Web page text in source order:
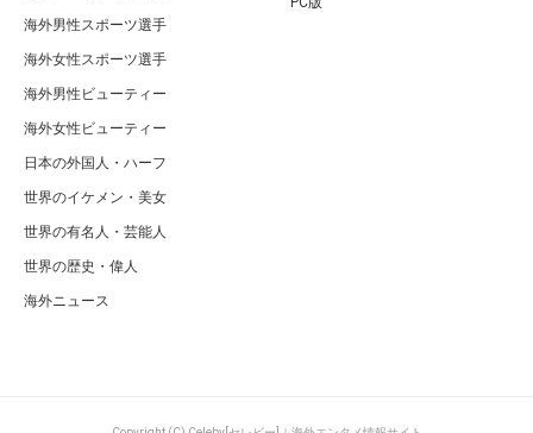
兄弟 父親 母親
ウルフ・アロンはハーフ！父親や母親と兄弟など家族＆実家まとめ
海外有名人全般 キーワード一覧